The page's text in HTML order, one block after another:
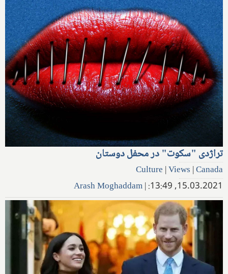
تراژدی "سكوت" در محفل دوستان
Culture |Views |Canada
15.03.2021, 13:49:
|
Arash Moghaddam